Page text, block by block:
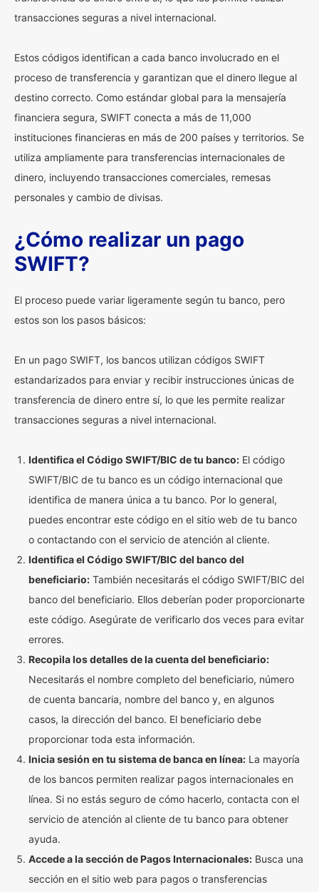
transacciones seguras a nivel internacional.
Estos códigos identifican a cada banco involucrado en el
proceso de transferencia y garantizan que el dinero llegue al
destino correcto. Como estándar global para la mensajería
financiera segura, SWIFT conecta a más de 11,000
instituciones financieras en más de 200 países y territorios. Se
utiliza ampliamente para transferencias internacionales de
dinero, incluyendo transacciones comerciales, remesas
personales y cambio de divisas.
¿Cómo realizar un pago
SWIFT?
El proceso puede variar ligeramente según tu banco, pero
estos son los pasos básicos:
En un pago SWIFT, los bancos utilizan códigos SWIFT
estandarizados para enviar y recibir instrucciones únicas de
transferencia de dinero entre sí, lo que les permite realizar
transacciones seguras a nivel internacional.
Identifica el Código SWIFT/BIC de tu banco: El código
SWIFT/BIC de tu banco es un código internacional que
identifica de manera única a tu banco. Por lo general,
puedes encontrar este código en el sitio web de tu banco
o contactando con el servicio de atención al cliente.
Identifica el Código SWIFT/BIC del banco del
beneficiario: También necesitarás el código SWIFT/BIC del
banco del beneficiario. Ellos deberían poder proporcionarte
este código. Asegúrate de verificarlo dos veces para evitar
errores.
Recopila los detalles de la cuenta del beneficiario:
Necesitarás el nombre completo del beneficiario, número
de cuenta bancaria, nombre del banco y, en algunos
casos, la dirección del banco. El beneficiario debe
proporcionar toda esta información.
Inicia sesión en tu sistema de banca en línea: La mayoría
de los bancos permiten realizar pagos internacionales en
línea. Si no estás seguro de cómo hacerlo, contacta con el
servicio de atención al cliente de tu banco para obtener
ayuda.
Accede a la sección de Pagos Internacionales: Busca una
sección en el sitio web para pagos o transferencias